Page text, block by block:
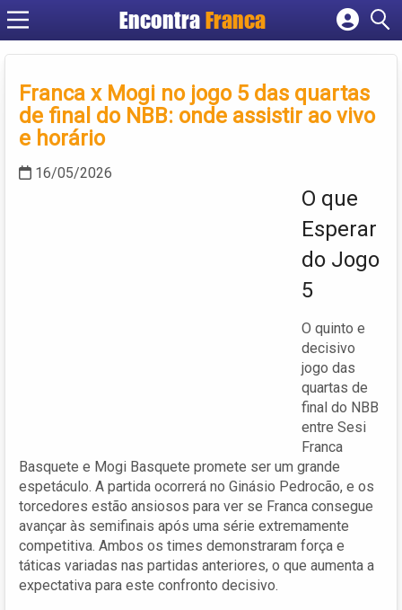
Encontra Franca
Cadastrar empresa
Criar conta
Franca x Mogi no jogo 5 das quartas
de final do NBB: onde assistir ao vivo
e horário
16/05/2026
O que
Esperar
do Jogo
5
O quinto e
decisivo
jogo das
quartas de
final do NBB
entre Sesi
Franca
Basquete e Mogi Basquete promete ser um grande
espetáculo. A partida ocorrerá no Ginásio Pedrocão, e os
torcedores estão ansiosos para ver se Franca consegue
avançar às semifinais após uma série extremamente
competitiva. Ambos os times demonstraram força e
táticas variadas nas partidas anteriores, o que aumenta a
expectativa para este confronto decisivo.